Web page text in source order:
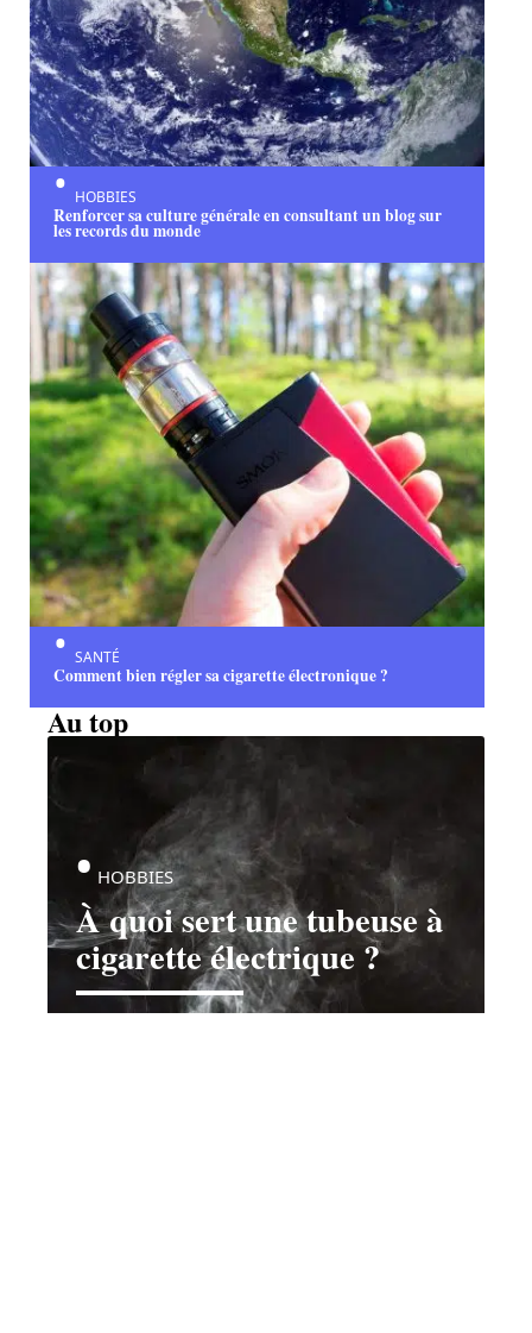
HOBBIES
Renforcer sa culture générale en consultant un blog sur
les records du monde
SANTÉ
Comment bien régler sa cigarette électronique ?
Au top
À quoi sert une tubeuse à
cigarette électrique ?
HOBBIES